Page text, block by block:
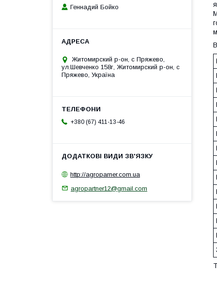
Геннадий Бойко
Житомирский р-он, с Пряжево,
ул.Шевченко 158г, Житомирский р-он, с
Пряжево, Україна
+380 (67) 411-13-46
http://agroparner.com.ua
agropartner12@gmail.com